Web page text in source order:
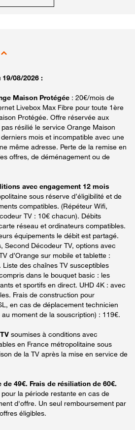
08/2026 :
Maison Protégée : 20€/mois de
Livebox Max Fibre pour toute 1ère
Protégée. Offre réservée aux
résilié le service Orange Maison
mois et incompatible avec une
même adresse. Perte de la remise en
offres, de déménagement ou de
avec engagement 12 mois
sous réserve d’éligibilité et de
compatibles. (Répéteur Wifi,
TV : 10€ chacun). Débits
réseau et ordinateurs compatibles.
équipements le débit est partagé.
Second Décodeur TV, options avec
d’Orange sur mobile et tablette :
des chaînes TV susceptibles
dans le bouquet basic : les
et sportifs en direct. UHD 4K : avec
Frais de construction pour
en cas de déplacement technicien
moment de la souscription) : 119€.
soumises à conditions avec
en France métropolitaine sous
de la TV après la mise en service de
de 49€. Frais de résiliation de 60€.
la période restante en cas de
d'offre. Un seul remboursement par
éligibles.